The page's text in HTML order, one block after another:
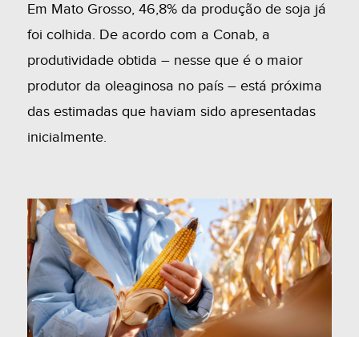
Em Mato Grosso, 46,8% da produção de soja já
foi colhida. De acordo com a Conab, a
produtividade obtida – nesse que é o maior
produtor da oleaginosa no país – está próxima
das estimadas que haviam sido apresentadas
inicialmente.